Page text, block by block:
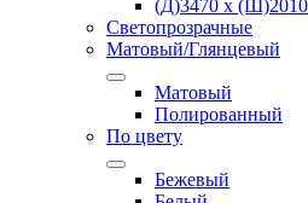
(Д)3470 х
Светопрозрачные
Матовый/Глянцевый
Матовый
Полированный
По цвету
Бежевый